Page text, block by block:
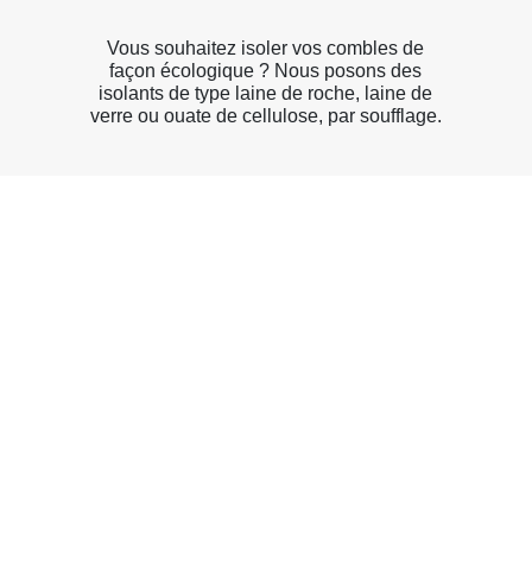
Vous souhaitez isoler vos combles de
façon écologique ? Nous posons des
isolants de type laine de roche, laine de
verre ou ouate de cellulose, par soufflage.